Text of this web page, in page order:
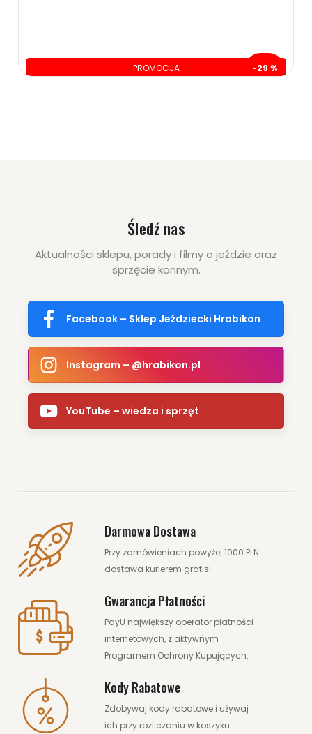
PROMOCJA -29 %
Śledź nas
Aktualności sklepu, porady i filmy o jeździe oraz
sprzęcie konnym.
Facebook – Sklep Jeździecki Hrabikon
Instagram – @hrabikon.pl
YouTube – wiedza i sprzęt
Darmowa Dostawa
Przy zamówieniach powyżej 1000 PLN
dostawa kurierem gratis!
Gwarancja Płatności
PayU największy operator płatności
internetowych, z aktywnym
Programem Ochrony Kupujących.
Kody Rabatowe
Zdobywaj kody rabatowe i używaj
ich przy rozliczaniu w koszyku.